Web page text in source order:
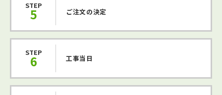
STEP
5 ご注文の決定
STEP
6 工事当日